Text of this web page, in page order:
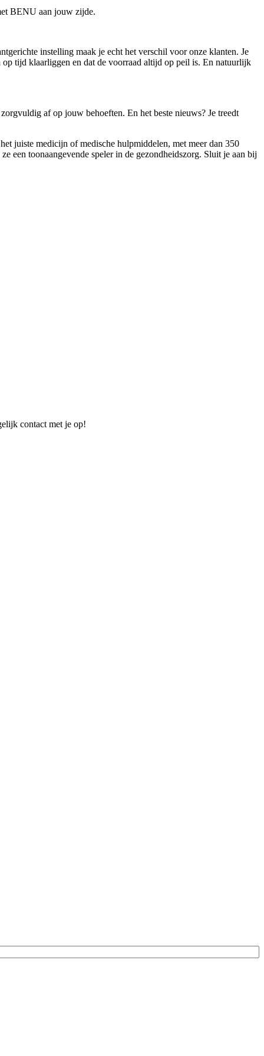
BENU aan jouw zijde.
instelling maak je echt het verschil voor onze klanten. Je
op tijd klaarliggen en dat de voorraad altijd op peil is. En natuurlijk
af op jouw behoeften. En het beste nieuws? Je treedt
juiste medicijn of medische hulpmiddelen, met meer dan 350
een toonaangevende speler in de gezondheidszorg. Sluit je aan bij
contact met je op!